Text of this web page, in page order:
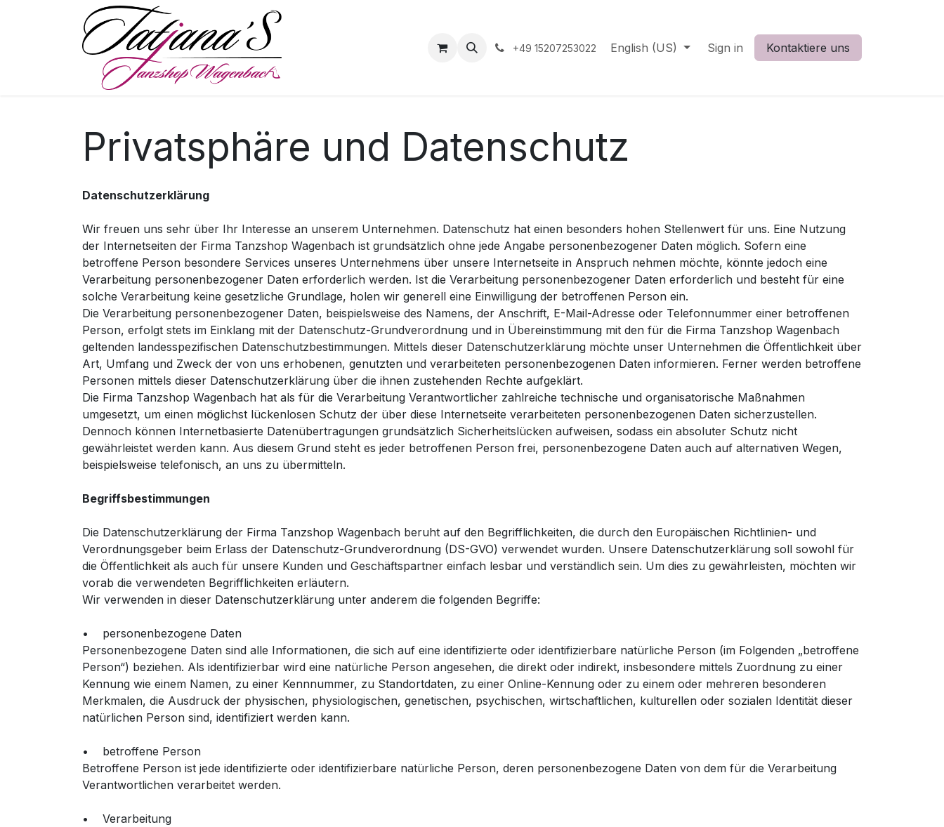
Appointment +49 15207253022 English (US) Sign in Kontaktiere uns
Privatsphäre und Datenschutz
Datenschutzerklärung
Wir freuen uns sehr über Ihr Interesse an unserem Unternehmen. Datenschutz hat einen besonders hohen Stellenwert für uns. Eine Nutzung
der Internetseiten der Firma Tanzshop Wagenbach ist grundsätzlich ohne jede Angabe personenbezogener Daten möglich. Sofern eine
betroffene Person besondere Services unseres Unternehmens über unsere Internetseite in Anspruch nehmen möchte, könnte jedoch eine
Verarbeitung personenbezogener Daten erforderlich werden. Ist die Verarbeitung personenbezogener Daten erforderlich und besteht für eine
solche Verarbeitung keine gesetzliche Grundlage, holen wir generell eine Einwilligung der betroffenen Person ein.
Die Verarbeitung personenbezogener Daten, beispielsweise des Namens, der Anschrift, E-Mail-Adresse oder Telefonnummer einer betroffenen
Person, erfolgt stets im Einklang mit der Datenschutz-Grundverordnung und in Übereinstimmung mit den für die Firma Tanzshop Wagenbach
geltenden landesspezifischen Datenschutzbestimmungen. Mittels dieser Datenschutzerklärung möchte unser Unternehmen die Öffentlichkeit über
Art, Umfang und Zweck der von uns erhobenen, genutzten und verarbeiteten personenbezogenen Daten informieren. Ferner werden betroffene
Personen mittels dieser Datenschutzerklärung über die ihnen zustehenden Rechte aufgeklärt.
Die Firma Tanzshop Wagenbach hat als für die Verarbeitung Verantwortlicher zahlreiche technische und organisatorische Maßnahmen
umgesetzt, um einen möglichst lückenlosen Schutz der über diese Internetseite verarbeiteten personenbezogenen Daten sicherzustellen.
Dennoch können Internetbasierte Datenübertragungen grundsätzlich Sicherheitslücken aufweisen, sodass ein absoluter Schutz nicht
gewährleistet werden kann. Aus diesem Grund steht es jeder betroffenen Person frei, personenbezogene Daten auch auf alternativen Wegen,
beispielsweise telefonisch, an uns zu übermitteln.
Begriffsbestimmungen
Die Datenschutzerklärung der Firma Tanzshop Wagenbach beruht auf den Begrifflichkeiten, die durch den Europäischen Richtlinien- und
Verordnungsgeber beim Erlass der Datenschutz-Grundverordnung (DS-GVO) verwendet wurden. Unsere Datenschutzerklärung soll sowohl für
die Öffentlichkeit als auch für unsere Kunden und Geschäftspartner einfach lesbar und verständlich sein. Um dies zu gewährleisten, möchten wir
vorab die verwendeten Begrifflichkeiten erläutern.
Wir verwenden in dieser Datenschutzerklärung unter anderem die folgenden Begriffe:
• personenbezogene Daten
Personenbezogene Daten sind alle Informationen, die sich auf eine identifizierte oder identifizierbare natürliche Person (im Folgenden „betroffene
Person“) beziehen. Als identifizierbar wird eine natürliche Person angesehen, die direkt oder indirekt, insbesondere mittels Zuordnung zu einer
Kennung wie einem Namen, zu einer Kennnummer, zu Standortdaten, zu einer Online-Kennung oder zu einem oder mehreren besonderen
Merkmalen, die Ausdruck der physischen, physiologischen, genetischen, psychischen, wirtschaftlichen, kulturellen oder sozialen Identität dieser
natürlichen Person sind, identifiziert werden kann.
• betroffene Person
Betroffene Person ist jede identifizierte oder identifizierbare natürliche Person, deren personenbezogene Daten von dem für die Verarbeitung
Verantwortlichen verarbeitet werden.
• Verarbeitung